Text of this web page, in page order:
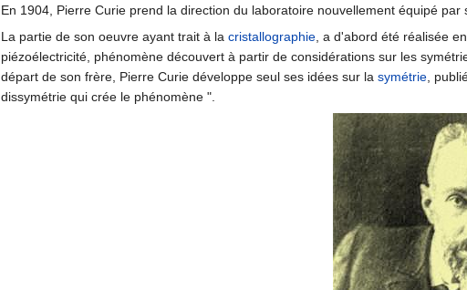
En 1904, Pierre Curie prend la direction du laboratoire nouvellement équipé
La partie de son oeuvre ayant trait à la cristallographie, a d'abord été réalisée
piézoélectricité, phénomène découvert à partir de considérations sur les
départ de son frère, Pierre Curie développe seul ses idées sur la symétrie,
dissymétrie qui crée le phénomène ".